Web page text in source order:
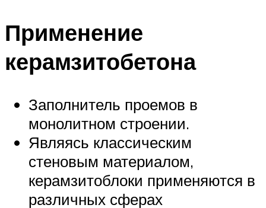
Применение
керамзитобетона
Заполнитель проемов в
монолитном строении.
Являясь классическим
стеновым материалом,
керамзитоблоки применяются в
различных сферах